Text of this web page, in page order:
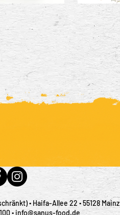
∙ Haifa-Allee 22 ∙ 55128 Mainz
∙ info@sanus-food.de